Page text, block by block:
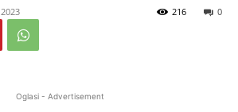
0
216
Oglasi - Advertisement